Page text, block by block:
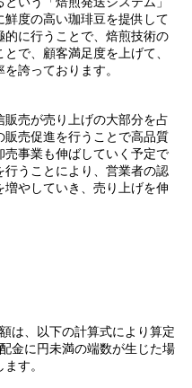
度の高い珈琲豆を提供して
に行うことで、焙煎技術の
で、顧客満足度を上げて、
誇っております。
売が売り上げの大部分を占
売促進を行うことで高品質
事業も伸ばしていく予定で
うことにより、営業者の認
やしていき、売り上げを伸
は、以下の計算式により算定
金に円未満の端数が生じた場
す。